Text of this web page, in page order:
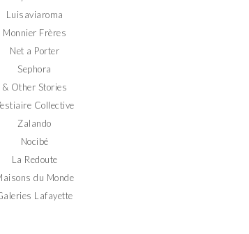
Luisaviaroma
Monnier Frères
Net a Porter
Sephora
& Other Stories
Collective
Zalando
Nocibé
La Redoute
du Monde
Lafayette